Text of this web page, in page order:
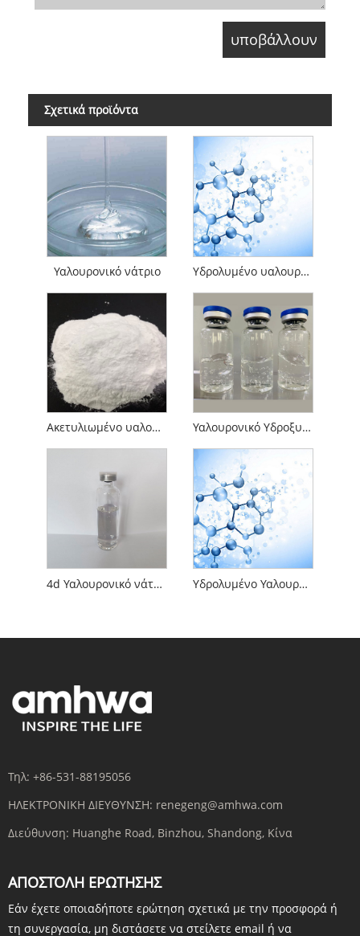
Σχετικά προϊόντα
Υαλουρονικό νάτριο Υδρολυμένο υαλουρονικό νάτριο
Ακετυλιωμένο υαλουρονικό νάτριο Υαλουρονικό Υδροξυπροπυλτριμώνιο
4d Υαλουρονικό νάτριο Υδρολυμένο Υαλουρονικό Οξύ
Τηλ: +86-531-88195056
ΗΛΕΚΤΡΟΝΙΚΗ ΔΙΕΥΘΥΝΣΗ: renegeng@amhwa.com
Διεύθυνση: Huanghe Road, Binzhou, Shandong, Κίνα
ΑΠΟΣΤΟΛΉ ΕΡΏΤΗΣΗΣ
Εάν έχετε οποιαδήποτε ερώτηση σχετικά με την προσφορά ή
τη συνεργασία, μη διστάσετε να στείλετε email ή να